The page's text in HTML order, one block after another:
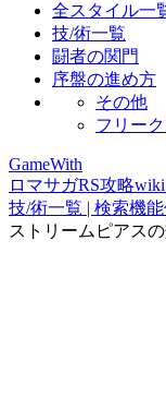
全スタイル一
技/術一覧
闘者の関門
序盤の進め方
その他
フリー
GameWith
ロマサガRS攻略
技/術一覧 | 検索機能
ストリームピアス